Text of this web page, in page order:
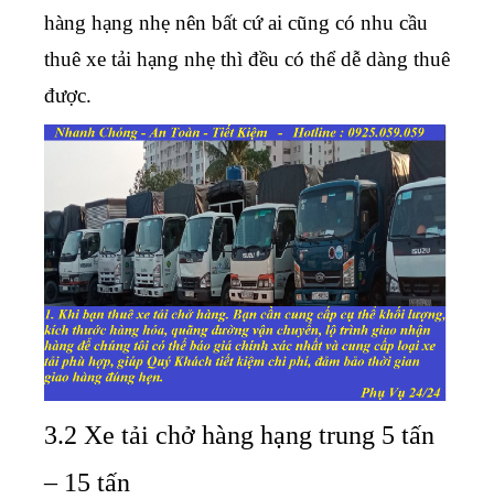
hàng hạng nhẹ nên bất cứ ai cũng có nhu cầu
thuê xe tải hạng nhẹ thì đều có thể dễ dàng thuê
được.
3.2 Xe tải chở hàng hạng trung 5 tấn
– 15 tấn